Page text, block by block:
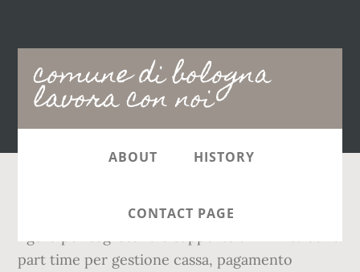
comune di bologna
lavora con noi
Main
navigation
ABOUT HISTORY
CONTACT PAGE
+39 0362 621011 info@latisnc.it. ricerchiamo
part time per gestione cassa, pagamento